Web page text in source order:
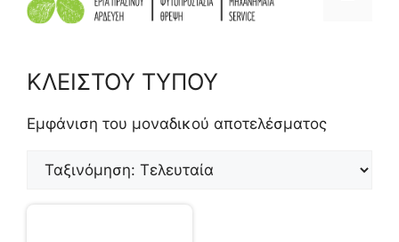
ΚΛΕΙΣΤΟΥ ΤΥΠΟΥ
Εμφάνιση του μοναδικού αποτελέσματος